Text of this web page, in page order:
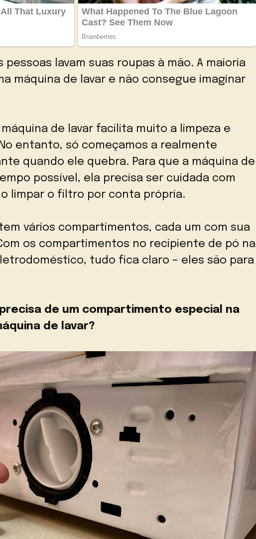
lavam suas roupas à mão. A maioria
máquina de lavar e não consegue imaginar
de lavar facilita muito a limpeza e
entanto, só começamos a realmente
quando ele quebra. Para que a máquina de
possível, ela precisa ser cuidada com
limpar o filtro por conta própria.
vários compartimentos, cada um com sua
os compartimentos no recipiente de pó na
tudo fica claro – eles são para
de um compartimento especial na
de lavar?